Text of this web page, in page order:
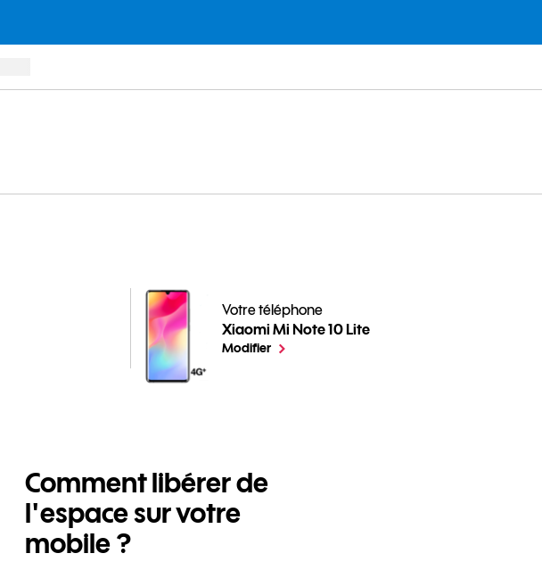
Votre téléphone
Xiaomi Mi Note 10 Lite
Toutes nos astuces en vidéo pour votre téléphone
Modifierle téléphone sélectionné
Comment libérer de
l'espace sur votre
mobile ?